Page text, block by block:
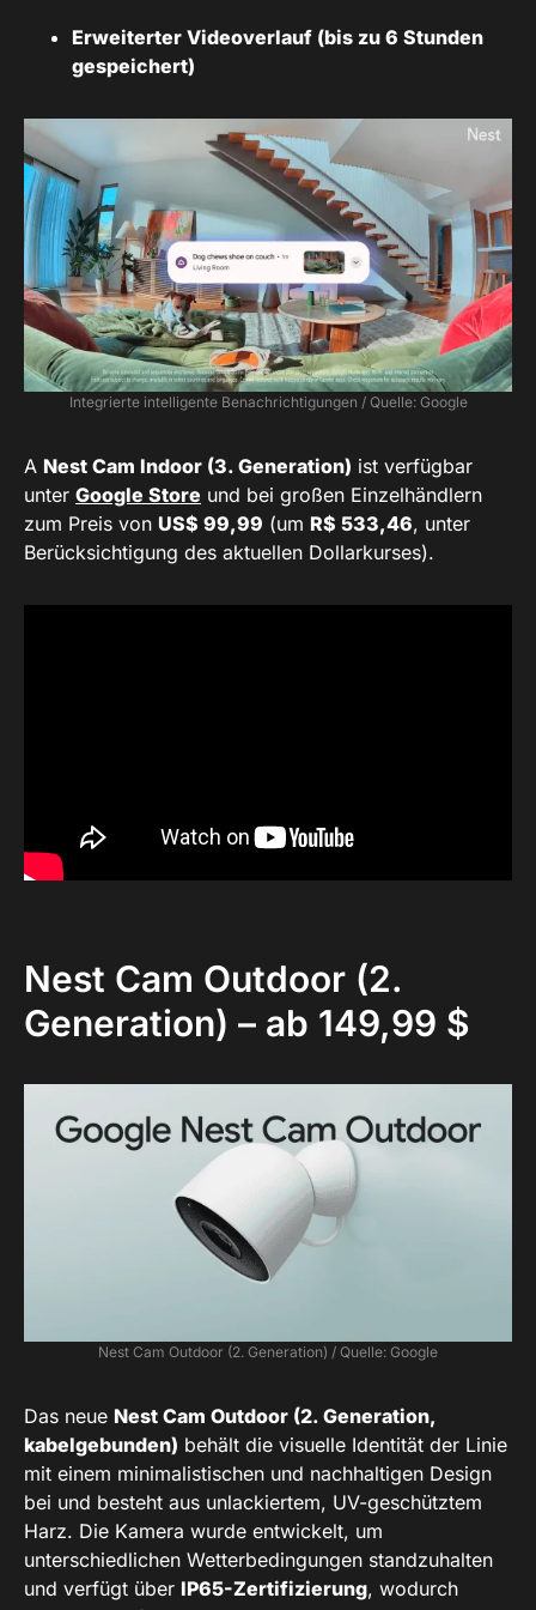
Erweiterter Videoverlauf (bis zu 6 Stunden
gespeichert)
Integrierte intelligente Benachrichtigungen / Quelle: Google
A Nest Cam Indoor (3. Generation) ist verfügbar
unter Google Store und bei großen Einzelhändlern
zum Preis von US$ 99,99 (um R$ 533,46, unter
Berücksichtigung des aktuellen Dollarkurses).
Nest Cam Outdoor (2.
Generation) – ab 149,99 $
Nest Cam Outdoor (2. Generation) / Quelle: Google
Das neue Nest Cam Outdoor (2. Generation,
kabelgebunden) behält die visuelle Identität der Linie
mit einem minimalistischen und nachhaltigen Design
bei und besteht aus unlackiertem, UV-geschütztem
Harz. Die Kamera wurde entwickelt, um
unterschiedlichen Wetterbedingungen standzuhalten
und verfügt über IP65-Zertifizierung, wodurch